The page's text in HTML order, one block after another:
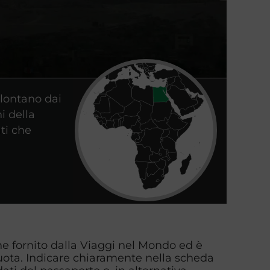
dai
della
che
fornito dalla Viaggi nel Mondo ed è
Indicare chiaramente nella scheda